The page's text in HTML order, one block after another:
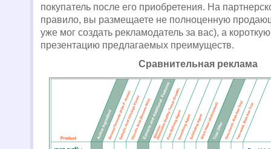
покупатель после его приобретения. На
правило, вы размещаете не полноценную
уже мог создать рекламодатель за вас), а
презентацию предлагаемых преимуществ.
Сравнительная реклама